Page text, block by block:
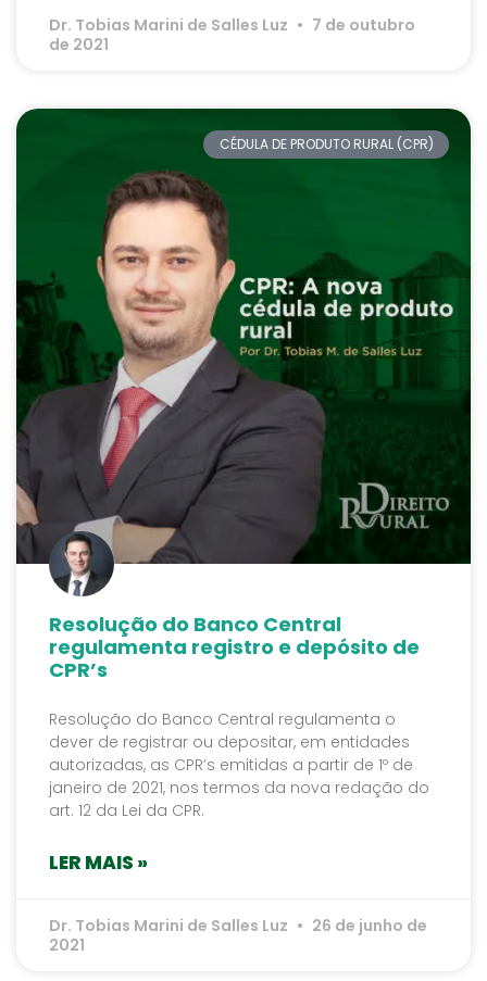
Dr. Tobias Marini de Salles Luz
7 de outubro
de 2021
CÉDULA DE PRODUTO RURAL (CPR)
Resolução do Banco Central
regulamenta registro e depósito de
CPR’s
Resolução do Banco Central regulamenta o
dever de registrar ou depositar, em entidades
autorizadas, as CPR’s emitidas a partir de 1º de
janeiro de 2021, nos termos da nova redação do
art. 12 da Lei da CPR.
LER MAIS »
Dr. Tobias Marini de Salles Luz
26 de junho de
2021